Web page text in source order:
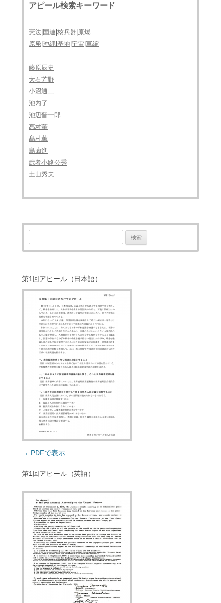
アピール検索キーワード
憲法|国連|核兵器|原爆
原発|沖縄|基地|宇宙|軍縮
藤原辰史
大石芳野
小沼通二
池内了
池辺晋一郎
髙村薫
髙村薫
島薗進
武者小路公秀
土山秀夫
索:
第1回アピール（日本語）
→ PDFで表示
第1回アピール（英語）